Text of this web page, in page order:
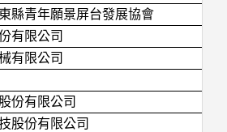
縣青年願景屏台發展協會
有限公司
有限公司
份有限公司
股份有限公司